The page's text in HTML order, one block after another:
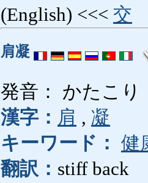
(English) <<< 交
肩凝
発音： かたこり
漢字： 肩 , 凝
キーワード： 健
翻訳： stiff back